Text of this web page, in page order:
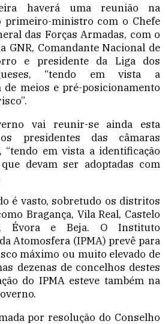
haverá uma reunião na
primeiro-ministro com o Chefe
das Forças Armadas, com o
GNR, Comandante Nacional de
e presidente da Liga dos
“tendo em vista a
de meios e pré-posicionamento
vai reunir-se ainda esta
presidentes das câmaras
em vista a identificação
devam ser adoptadas com
é vasto, sobretudo os distritos
Bragança, Vila Real, Castelo
Évora e Beja. O Instituto
Atomosfera (IPMA) prevê para
máximo ou muito elevado de
dezenas de concelhos destes
do IPMA esteve também na
por resolução do Conselho